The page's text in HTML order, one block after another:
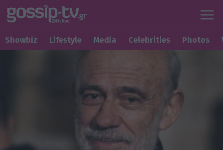
Showbiz Lifestyle Media Celebrities Photos